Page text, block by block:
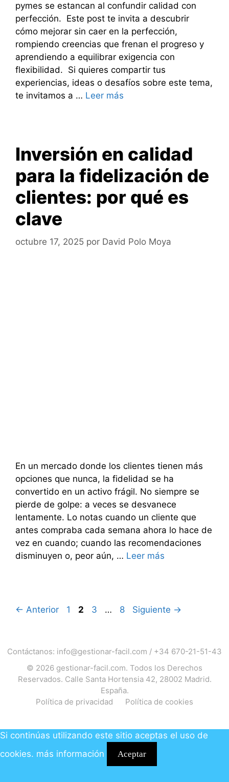
pymes se estancan al confundir calidad con
perfección. Este post te invita a descubrir
cómo mejorar sin caer en la perfección,
rompiendo creencias que frenan el progreso y
aprendiendo a equilibrar exigencia con
flexibilidad. Si quieres compartir tus
experiencias, ideas o desafíos sobre este tema,
te invitamos a … Leer más
Inversión en calidad
para la fidelización de
clientes: por qué es
clave
octubre 17, 2025 por David Polo Moya
En un mercado donde los clientes tienen más
opciones que nunca, la fidelidad se ha
convertido en un activo frágil. No siempre se
pierde de golpe: a veces se desvanece
lentamente. Lo notas cuando un cliente que
antes compraba cada semana ahora lo hace de
vez en cuando; cuando las recomendaciones
disminuyen o, peor aún, … Leer más
← Anterior Página
1 Página
2 Página
3 … Página
8 Siguiente →
Contáctanos: info@gestionar-facil.com / +34 670-21-51-43
© 2026 gestionar-facil.com. Todos los Derechos
Reservados. Calle Santa Hortensia 42, 28002 Madrid.
España.
Política de privacidad
Política de cookies
Si continúas utilizando este sitio aceptas el uso de
cookies. más información Aceptar